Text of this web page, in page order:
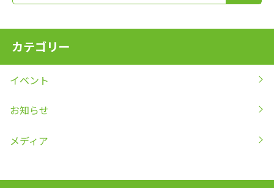
カテゴリー
イベント
お知らせ
メディア